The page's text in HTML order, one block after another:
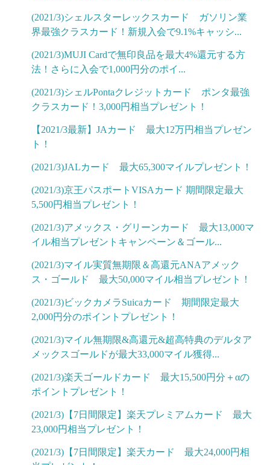
(2021/3)シェルスターレックスカード ガソリン業
界最強クラスカード！新規入会で9.1%キャッシ...
(2021/3)MUJI Cardで無印良品を最大4%還元する方
法！さらに入会で1,000円分のポイ...
(2021/3)シェルPontaクレジットカード ポンタ最強
クラスカード！3,000円相当プレゼント！
【2021/3最新】JAカード 最大12万円相当プレゼン
ト！
(2021/3)JALカード 最大65,300マイルプレゼント！
(2021/3)京王パスポートVISAカード 期間限定最大
5,500円相当プレゼント！
(2021/3)アメックス・グリーンカード 最大13,000マ
イル相当プレゼントキャンペーン＆ゴール...
(2021/3)マイル実質無期限＆高還元ANAアメック
ス・ゴールド 最大50,000マイル相当プレゼント！
(2021/3)ビックカメラSuicaカード 期間限定最大
2,000円分のポイントプレゼント！
(2021/3)マイル無期限&高還元&超高特典のデルタア
メックスゴールドが最大33,000マイル獲得...
(2021/3)楽天ゴールドカード 最大15,500円分＋αの
ポイントプレゼント！
(2021/3)【7日間限定】楽天プレミアムカード 最大
23,000円相当プレゼント！
(2021/3)【7日間限定】楽天カード 最大24,000円相